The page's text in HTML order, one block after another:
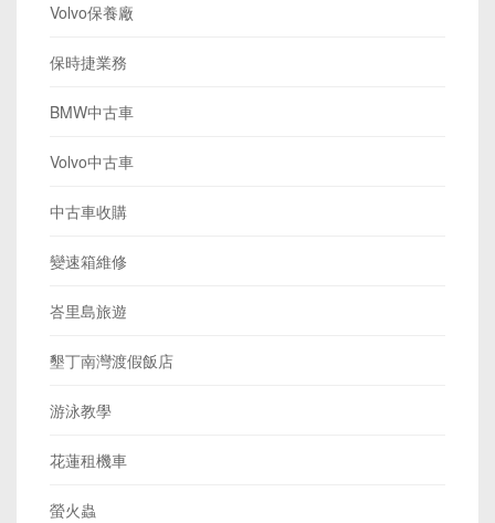
Volvo保養廠
保時捷業務
BMW中古車
Volvo中古車
中古車收購
變速箱維修
峇里島旅遊
墾丁南灣渡假飯店
游泳教學
花蓮租機車
螢火蟲